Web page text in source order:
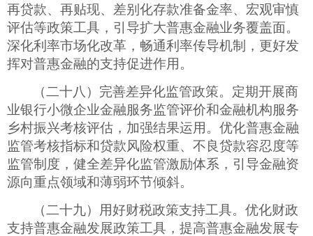
再贷款、再贴现、差别化存款准备金率、宏观审慎
评估等政策工具，引导扩大普惠金融业务覆盖面。
深化利率市场化改革，畅通利率传导机制，更好发
挥对普惠金融的支持促进作用。
（二十八）完善差异化监管政策。定期开展商
业银行小微企业金融服务监管评价和金融机构服务
乡村振兴考核评估，加强结果运用。优化普惠金融
监管考核指标和贷款风险权重、不良贷款容忍度等
监管制度，健全差异化监管激励体系，引导金融资
源向重点领域和薄弱环节倾斜。
（二十九）用好财税政策支持工具。优化财政
支持普惠金融发展政策工具，提高普惠金融发展专